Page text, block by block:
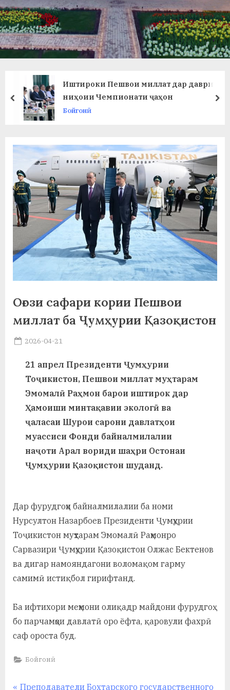
в
л
а
т
и
х
т
а
р
б
а
н
о
и
с
а
Иштироки Пешвои миллат дар даври
ниҳоии Чемпионати ҷаҳон
Бойгонӣ
prev
Оғози сафари кории Пешвои
миллат ба Ҷумҳурии Қазоқистон
Posted
2026-04-21
21 апрел Президенти Ҷумҳурии
Тоҷикистон, Пешвои миллат муҳтарам
Эмомалӣ Раҳмон барои иштирок дар
Ҳамоиши минтақавии экологӣ ва
ҷаласаи Шурои сарони давлатҳои
муассиси Фонди байналмилалии
наҷоти Арал вориди шаҳри Остонаи
Ҷумҳурии Қазоқистон шуданд.
Дар фурудгоҳи байналмилалии ба номи
Нурсултон Назарбоев Президенти Ҷумҳурии
Тоҷикистон муҳтарам Эмомалӣ Раҳмонро
Сарвазири Ҷумҳурии Қазоқистон Олжас Бектенов
ва дигар намояндагони воломақом гарму
самимӣ истиқбол гирифтанд.
Ба ифтихори меҳмони олиқадр майдони фурудгоҳ
бо парчамҳои давлатӣ оро ёфта, қаровули фахрӣ
саф ороста буд.
Бойгонӣ
P
Преподаватели Бохтарского государственного